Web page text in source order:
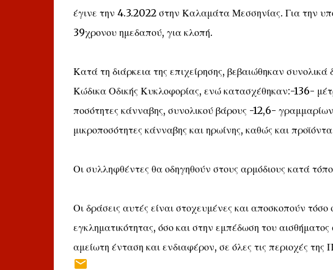
έγινε την 4.3.2022 στην Καλαμάτα Μεσσηνίας. Για την
39χρονου ημεδαπού, για κλοπή.
Κατά τη διάρκεια της επιχείρησης, βεβαιώθηκαν
Κώδικα Οδικής Κυκλοφορίας, ενώ κατασχέθηκαν:-136-
ποσότητες κάνναβης, συνολικού βάρους -12,6-
μικροποσότητες κάνναβης και ηρωίνης, καθώς και
Οι συλληφθέντες θα οδηγηθούν στους αρμόδιους κατά
Οι δράσεις αυτές είναι στοχευμένες και αποσκοπούν
εγκληματικότητας, όσο και στην εμπέδωση του
αμείωτη ένταση και ενδιαφέρον, σε όλες τις περιοχές